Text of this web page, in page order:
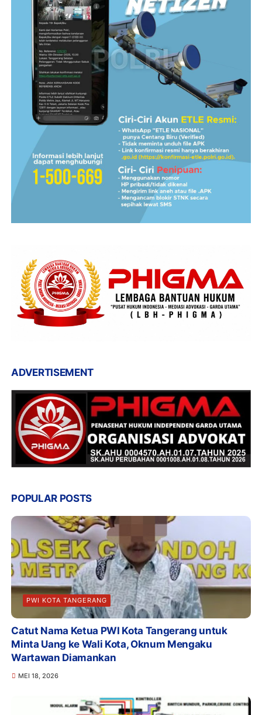
ADVERTISEMENT
POPULAR POSTS
PWI KOTA TANGERANG
Catut Nama Ketua PWI Kota Tangerang untuk
Minta Uang ke Wali Kota, Oknum Mengaku
Wartawan Diamankan
MEI 18, 2026